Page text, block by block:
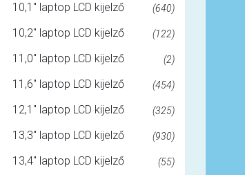
10,1" laptop LCD kijelző (640)
10,2" laptop LCD kijelző (122)
11,0" laptop LCD kijelző (2)
11,6" laptop LCD kijelző (454)
12,1" laptop LCD kijelző (325)
13,3" laptop LCD kijelző (930)
13,4" laptop LCD kijelző (55)